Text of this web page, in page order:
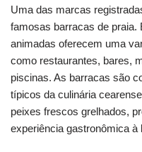
Uma das marcas
famosas barracas de
animadas oferecem uma
como restaurantes, bares,
piscinas. As barracas são
típicos da culinária
peixes frescos grelhados,
experiência gastronômica à